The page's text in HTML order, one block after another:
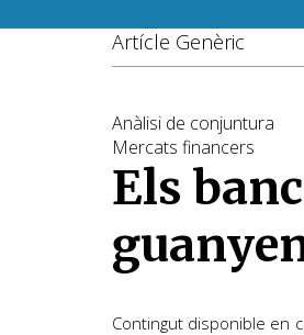
Artícle Genèric
Anàlisi de conjuntura
Mercats financers
Els
Contingut disponible en